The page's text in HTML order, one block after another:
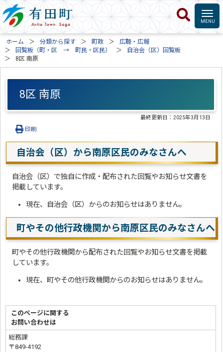
ホーム 分類から探す 町政
広聴・広報
回覧板（町・区 → 町民・区民）
自治会（区）回覧板
8区 南原
8区 南原
最終更新日：2025年3月13日
印刷
自治会（区）から南原区民のみなさんへ
自治会（区）で独自に作成・配布された回覧やお知らせ文書を
掲載しています。
現在、自治会（区）からのお知らせはありません。
町やその他行政機関から南原区民のみなさんへ
町やその他行政機関から配布された回覧やお知らせ文書を掲載
しています。
現在、町やその他行政機関からのお知らせはありません。
このページに関する
お問い合わせは
総務課
〒849-4192